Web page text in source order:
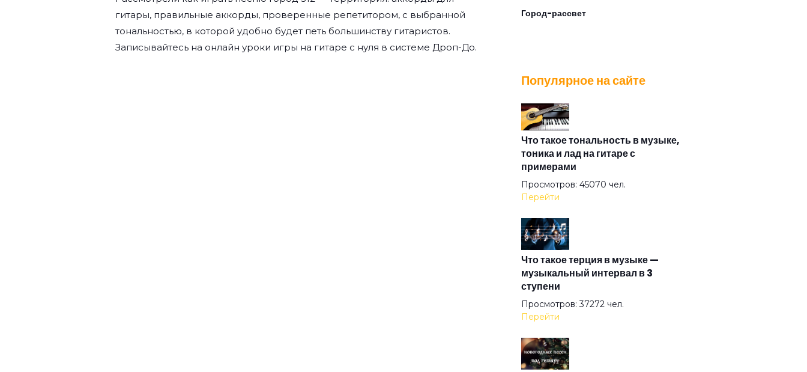
гитары, правильные аккорды, проверенные репетитором, с выбранной
тональностью, в которой удобно будет петь большинству гитаристов.
Записывайтесь на онлайн уроки игры на гитаре с нуля в системе Дроп-До.
Город-рассвет
Девочка
Доброе утро
Друзьям
Зима
Катится
Конверт
Популярное на сайте
Что такое тональность в музыке,
тоника и лад на гитаре с
примерами
Просмотров: 45070 чел.
Перейти
Что такое терция в музыке —
музыкальный интервал в 3
ступени
Просмотров: 37272 чел.
Перейти